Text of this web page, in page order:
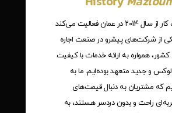
مظلومی رنت کار از سال ۲۰۱۴ در عمان فعالیت می‌کند
از شرکت‌های پیشرو در صنعت اجاره
کشور، همواره به ارائه خدمات با کیفیت
و جدید متعهد بوده‌ایم. ما به
که مشتریان به دنبال قیمت‌های
راحت و بدون دردسر هستند، به